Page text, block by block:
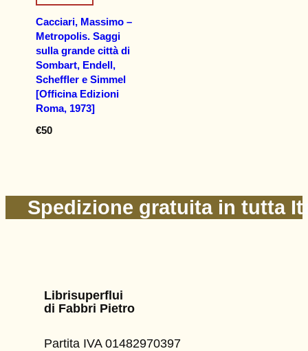
Cacciari, Massimo –
Metropolis. Saggi
sulla grande città di
Sombart, Endell,
Scheffler e Simmel
[Officina Edizioni
Roma, 1973]
€50
Spedizione gratuita in tutta
Librisuperflui
di Fabbri Pietro
Partita IVA 01482970397